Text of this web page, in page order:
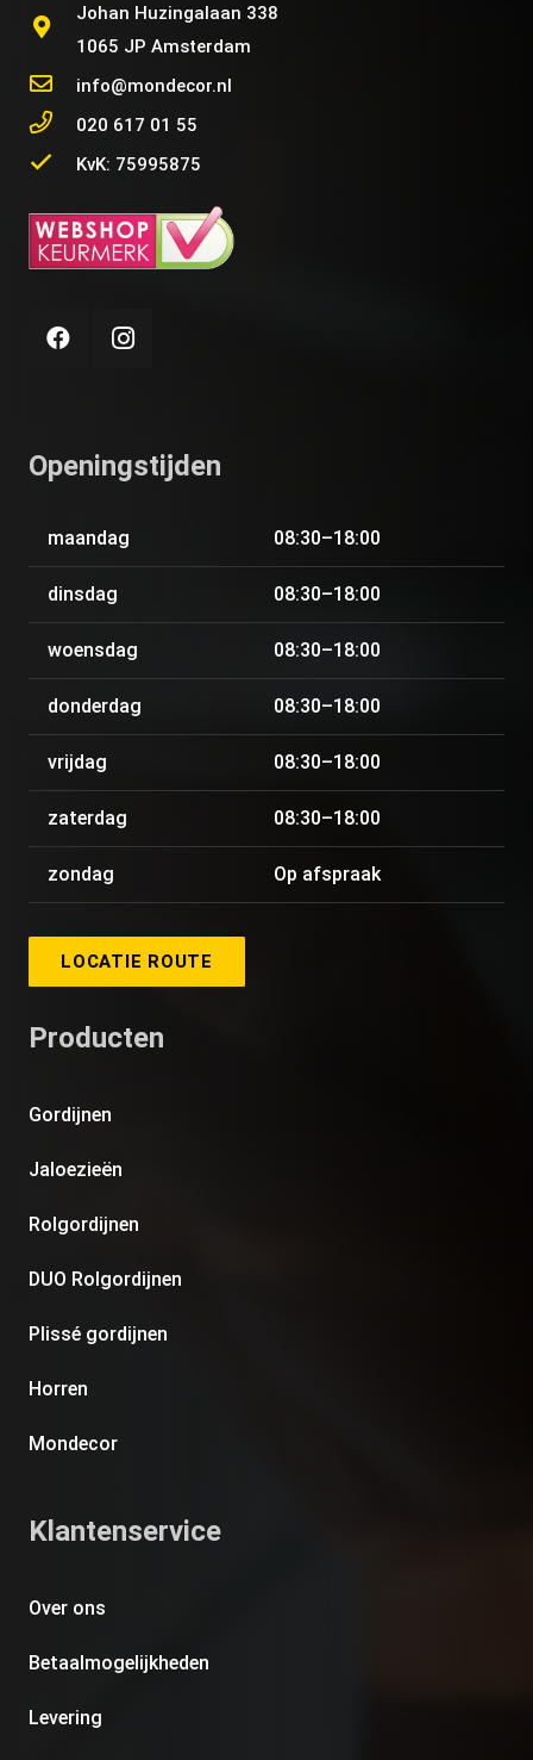
Johan Huzingalaan 338
1065 JP Amsterdam
info@mondecor.nl
020 617 01 55
KvK: 75995875
Openingstijden
maandag 08:30–18:00
dinsdag 08:30–18:00
woensdag 08:30–18:00
donderdag 08:30–18:00
vrijdag 08:30–18:00
zaterdag 08:30–18:00
zondag Op afspraak
LOCATIE ROUTE
Producten
Gordijnen
Jaloezieën
Rolgordijnen
DUO Rolgordijnen
Plissé gordijnen
Horren
Mondecor
Klantenservice
Over ons
Betaalmogelijkheden
Levering